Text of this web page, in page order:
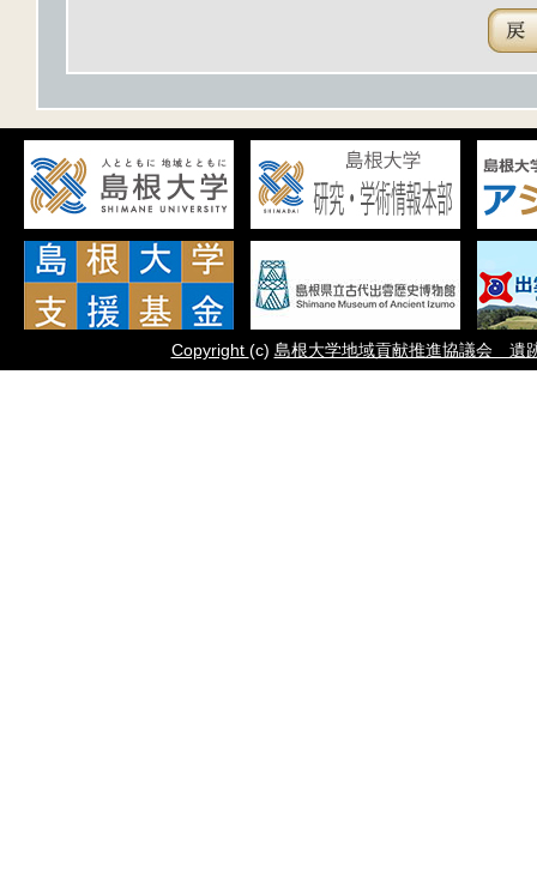
Copyright (c) 島根大学地域貢献推進協議会 遺